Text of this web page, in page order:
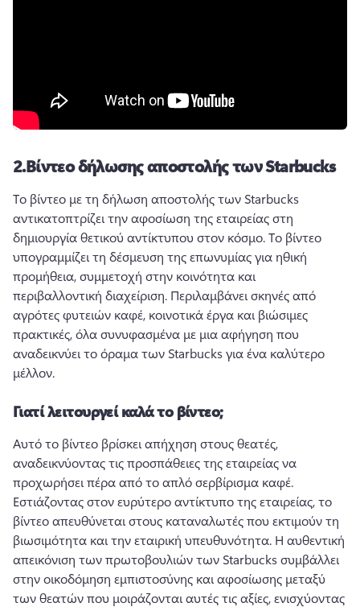
2.Βίντεο δήλωσης αποστολής των Starbucks
Το βίντεο με τη δήλωση αποστολής των Starbucks
αντικατοπτρίζει την αφοσίωση της εταιρείας στη
δημιουργία θετικού αντίκτυπου στον κόσμο. Το βίντεο
υπογραμμίζει τη δέσμευση της επωνυμίας για ηθική
προμήθεια, συμμετοχή στην κοινότητα και
περιβαλλοντική διαχείριση. Περιλαμβάνει σκηνές από
αγρότες φυτειών καφέ, κοινοτικά έργα και βιώσιμες
πρακτικές, όλα συνυφασμένα με μια αφήγηση που
αναδεικνύει το όραμα των Starbucks για ένα καλύτερο
μέλλον.
Γιατί λειτουργεί καλά το βίντεο;
Αυτό το βίντεο βρίσκει απήχηση στους θεατές,
αναδεικνύοντας τις προσπάθειες της εταιρείας να
Εστιάζοντας στον ευρύτερο αντίκτυπο της εταιρείας, το
βίντεο απευθύνεται στους καταναλωτές που εκτιμούν τη
βιωσιμότητα και την εταιρική υπευθυνότητα. Η αυθεντική
απεικόνιση των πρωτοβουλιών των Starbucks συμβάλλει
στην οικοδόμηση εμπιστοσύνης και αφοσίωσης μεταξύ
των θεατών που μοιράζονται αυτές τις αξίες, ενισχύοντας